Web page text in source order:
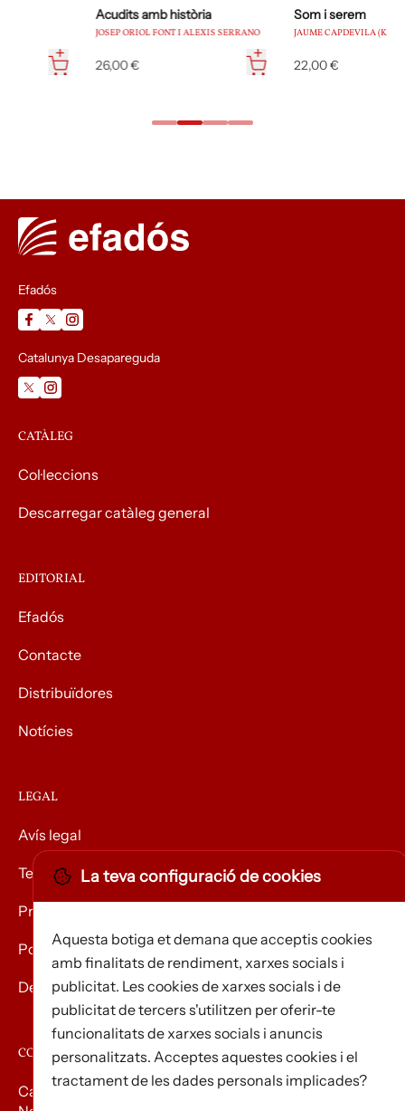
Acudits amb història
JOSEP ORIOL FONT I ALEXIS SERRANO
26,00 €
JAUME CAPDEVILA (KAP)
22,00 €
Efadós
Catalunya Desapareguda
CATÀLEG
Col·leccions
Descarregar catàleg general
EDITORIAL
Efadós
Contacte
Distribuïdores
Notícies
LEGAL
Avís legal
Termes i condicions
Privacitat
Política de Cookies
Devolució de mercaderies
CONTACTE
Carrer d’Edison, 3
La teva configuració de cookies
Aquesta botiga et demana que acceptis cookies
amb finalitats de rendiment, xarxes socials i
publicitat. Les cookies de xarxes socials i de
publicitat de tercers s'utilitzen per oferir-te
funcionalitats de xarxes socials i anuncis
personalitzats. Acceptes aquestes cookies i el
tractament de les dades personals implicades?